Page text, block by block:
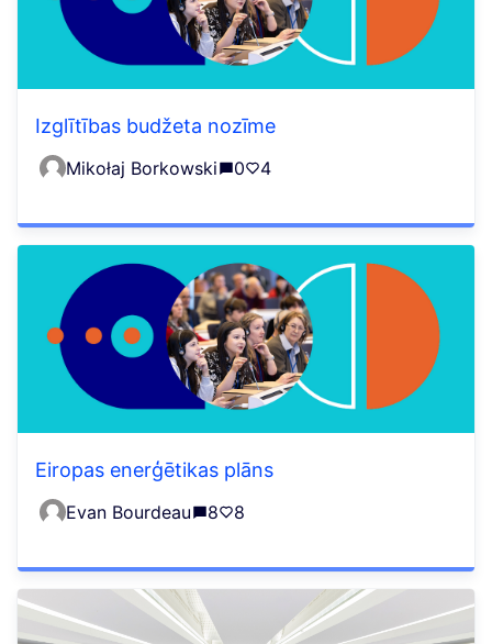
Izglītības budžeta nozīme
Mikołaj Borkowski 0 4
Eiropas enerģētikas plāns
Evan Bourdeau 8 8